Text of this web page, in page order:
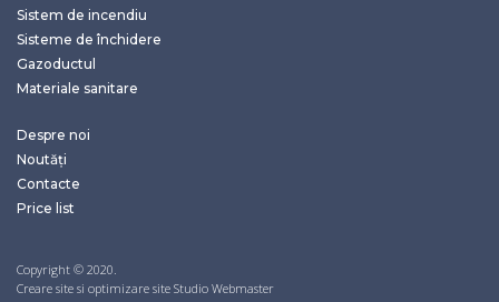
Sistem de incendiu
Sisteme de închidere
Gazoductul
Materiale sanitare
Despre noi
Noutăți
Contacte
Price list
Copyright © 2020.
Creare site si optimizare site Studio Webmaster